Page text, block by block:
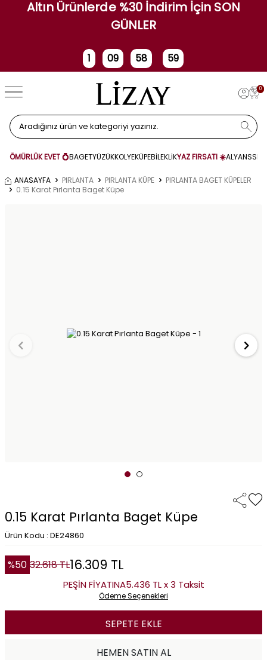
Altın Ürünlerde %30 İndirim İçin SON
GÜNLER
1
Gün
09
Saat
58 59
0
ÖMÜRLÜK EVET 💍BAGETYÜZÜKKOLYEKÜPEBİLEKLİKYAZ FIRSATI ☀️ALYANS
ANASAYFA PIRLANTA PIRLANTA KÜPE
PIRLANTA BAGET KÜPELER
0.15 Karat Pırlanta Baget Küpe
0.15 Karat Pırlanta Baget Küpe
Ürün Kodu : DE24860
%50 32.618TL16.309 TL
PEŞİN FİYATINA5.436 TL x 3 Taksit
Ödeme Seçenekleri
SEPETE EKLE
HEMEN SATIN AL